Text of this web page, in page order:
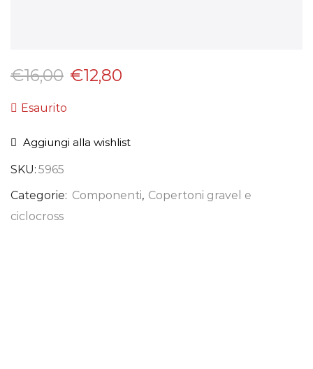
€16,00 €12,80
Esaurito
Aggiungi alla wishlist
SKU: 5965
Categorie: Componenti, Copertoni gravel e
ciclocross